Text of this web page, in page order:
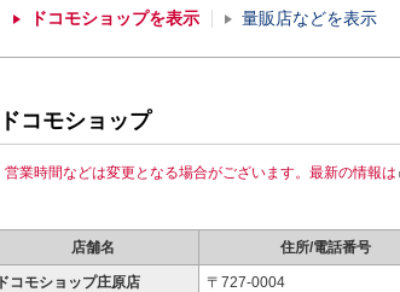
ドコモショップを表示 量販店などを表示
ドコモショップ
営業時間などは変更となる場合がございます。最新の情報は
店舗名 住所/電話番号
ドコモショップ庄原店
〒727-0004